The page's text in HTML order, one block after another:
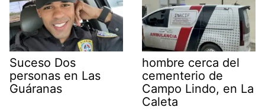
Suceso Dos
personas en Las
Guáranas
hombre cerca del
cementerio de
Campo Lindo, en La
Caleta